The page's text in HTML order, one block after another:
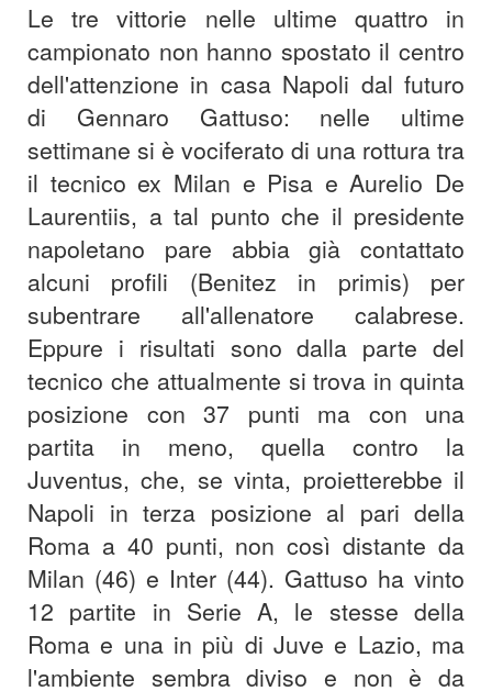
Le tre vittorie nelle ultime quattro in
campionato non hanno spostato il centro
dell'attenzione in casa Napoli dal futuro
di Gennaro Gattuso: nelle ultime
settimane si è vociferato di una rottura tra
il tecnico ex Milan e Pisa e Aurelio De
Laurentiis, a tal punto che il presidente
napoletano pare abbia già contattato
alcuni profili (Benitez in primis) per
subentrare all'allenatore calabrese.
Eppure i risultati sono dalla parte del
tecnico che attualmente si trova in quinta
posizione con 37 punti ma con una
partita in meno, quella contro la
Juventus, che, se vinta, proietterebbe il
Napoli in terza posizione al pari della
Roma a 40 punti, non così distante da
Milan (46) e Inter (44). Gattuso ha vinto
12 partite in Serie A, le stesse della
Roma e una in più di Juve e Lazio, ma
l'ambiente sembra diviso e non è da